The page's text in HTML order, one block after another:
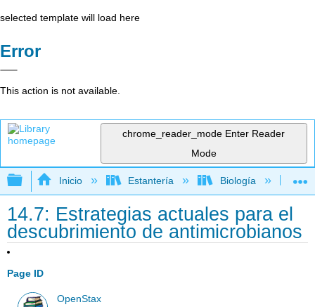
selected template will load here
Error
This action is not available.
chrome_reader_mode Enter Reader
Mode
Expandir/contraer jerarquía global
Inicio Estantería Biología
14.7: Estrategias actuales para el
descubrimiento de antimicrobianos
Page ID
OpenStax